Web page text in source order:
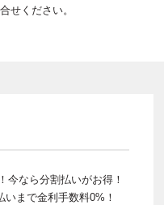
せください。
今なら分割払いがお得！
まで金利手数料0%！